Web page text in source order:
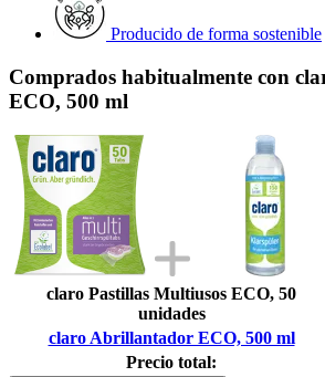
Producido de forma sostenible
Comprados habitualmente con
ECO, 500 ml
claro Pastillas Multiusos ECO, 50
unidades
claro Abrillantador ECO, 500 ml
Precio total: